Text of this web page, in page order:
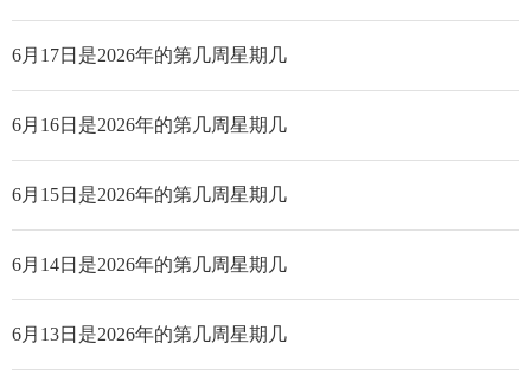
6月17日是2026年的第几周星期几
6月16日是2026年的第几周星期几
6月15日是2026年的第几周星期几
6月14日是2026年的第几周星期几
6月13日是2026年的第几周星期几